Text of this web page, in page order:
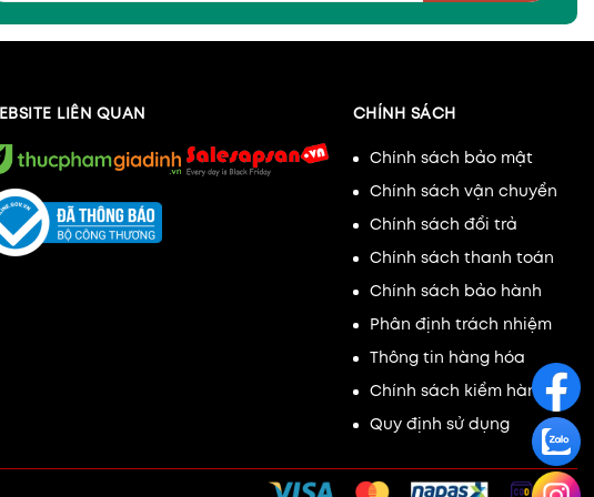
LIÊN QUAN
CHÍNH SÁCH
Chính sách bảo mật
Chính sách vận chuyển
Chính sách đổi trả
Chính sách thanh toán
Chính sách bảo hành
Phân định trách nhiệm
Thông tin hàng hóa
Chính sách kiểm hàng
Quy định sử dụng